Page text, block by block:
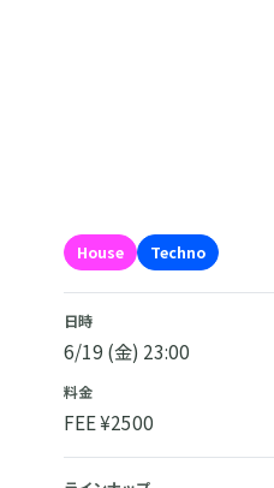
House Techno
日時
6/19 (金) 23:00
料金
FEE ¥2500